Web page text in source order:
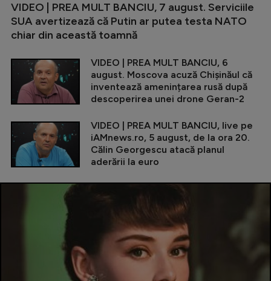
VIDEO | PREA MULT BANCIU, 7 august. Serviciile
SUA avertizează că Putin ar putea testa NATO
chiar din această toamnă
VIDEO | PREA MULT BANCIU, 6
august. Moscova acuză Chișinăul că
inventează amenințarea rusă după
descoperirea unei drone Geran-2
VIDEO | PREA MULT BANCIU, live pe
iAMnews.ro, 5 august, de la ora 20.
Călin Georgescu atacă planul
aderării la euro